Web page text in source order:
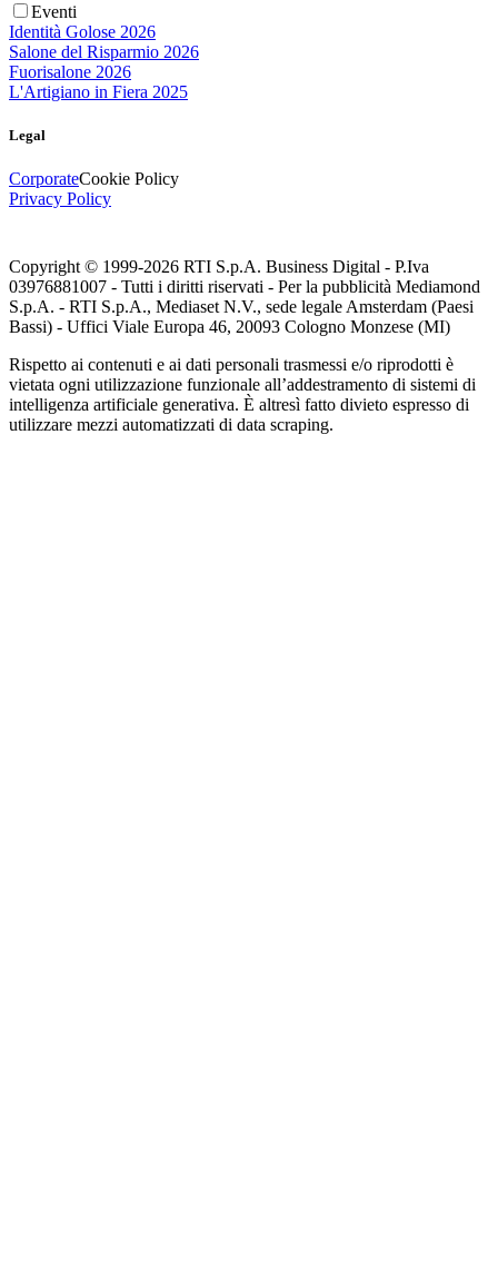
Eventi
Identità Golose 2026
Salone del Risparmio 2026
Fuorisalone 2026
L'Artigiano in Fiera 2025
Legal
CorporateCookie Policy
Privacy Policy
Copyright © 1999-2026 RTI S.p.A. Business Digital - P.Iva
03976881007 - Tutti i diritti riservati - Per la pubblicità Mediamond
S.p.A. - RTI S.p.A., Mediaset N.V., sede legale Amsterdam (Paesi
Bassi) - Uffici Viale Europa 46, 20093 Cologno Monzese (MI)
Rispetto ai contenuti e ai dati personali trasmessi e/o riprodotti è
vietata ogni utilizzazione funzionale all’addestramento di sistemi di
intelligenza artificiale generativa. È altresì fatto divieto espresso di
utilizzare mezzi automatizzati di data scraping.